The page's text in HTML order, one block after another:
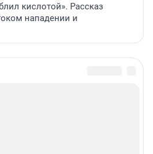
кислотой». Рассказ
нападении и